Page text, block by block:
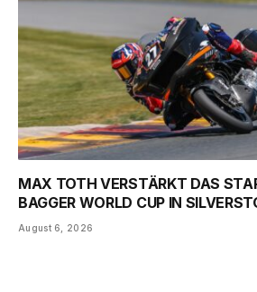
MAX TOTH VERSTÄRKT DAS
BAGGER WORLD CUP IN
August 6, 2026